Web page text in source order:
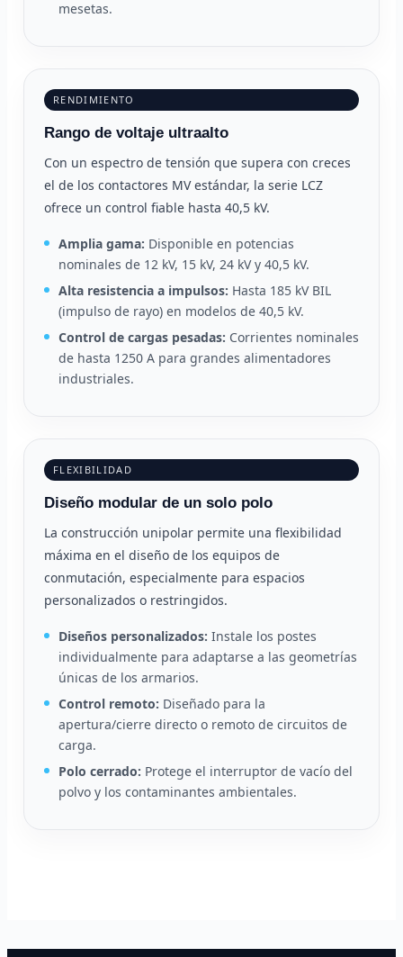
mesetas.
RENDIMIENTO
Rango de voltaje ultraalto
Con un espectro de tensión que supera con creces
el de los contactores MV estándar, la serie LCZ
ofrece un control fiable hasta 40,5 kV.
Amplia gama: Disponible en potencias
nominales de 12 kV, 15 kV, 24 kV y 40,5 kV.
Alta resistencia a impulsos: Hasta 185 kV BIL
(impulso de rayo) en modelos de 40,5 kV.
Control de cargas pesadas: Corrientes nominales
de hasta 1250 A para grandes alimentadores
industriales.
FLEXIBILIDAD
Diseño modular de un solo polo
La construcción unipolar permite una flexibilidad
máxima en el diseño de los equipos de
conmutación, especialmente para espacios
personalizados o restringidos.
Diseños personalizados: Instale los postes
individualmente para adaptarse a las geometrías
únicas de los armarios.
Control remoto: Diseñado para la
apertura/cierre directo o remoto de circuitos de
carga.
Polo cerrado: Protege el interruptor de vacío del
polvo y los contaminantes ambientales.